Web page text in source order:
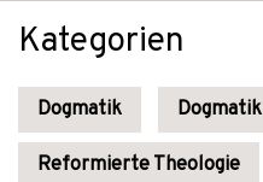
Kategorien
Dogmatik Dogmatik
Reformierte Theologie